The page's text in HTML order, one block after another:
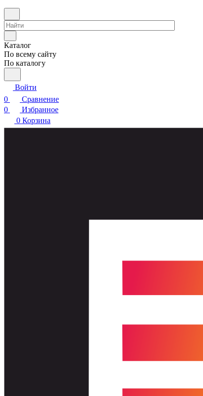
Каталог
По всему сайту
По каталогу
Войти
0
Сравнение
0
Избранное
0 Корзина